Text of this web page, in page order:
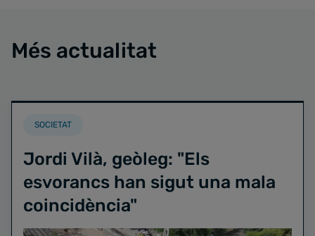
Més actualitat
SOCIETAT
Jordi Vilà, geòleg: "Els
esvorancs han sigut una mala
coincidència"